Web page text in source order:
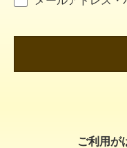
ご利用が